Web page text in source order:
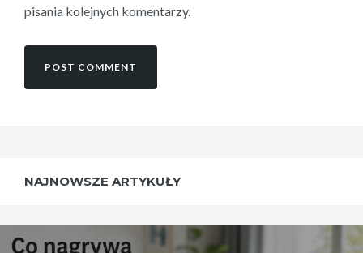
pisania kolejnych komentarzy.
NAJNOWSZE ARTYKUŁY